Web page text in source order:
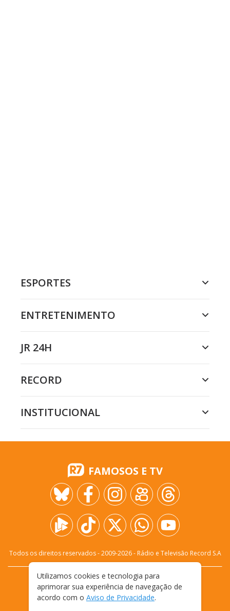
ESPORTES
ENTRETENIMENTO
JR 24H
RECORD
INSTITUCIONAL
FAMOSOS E TV
Todos os direitos reservados - 2009-2026- Rádio e Televisão Record S.A
FALE CONOSCO
PRIVACIDADE
TERMOS E CONDIÇÕES DE USO
Utilizamos cookies e tecnologia para
aprimorar sua experiência de navegação de
acordo com o Aviso de Privacidade.